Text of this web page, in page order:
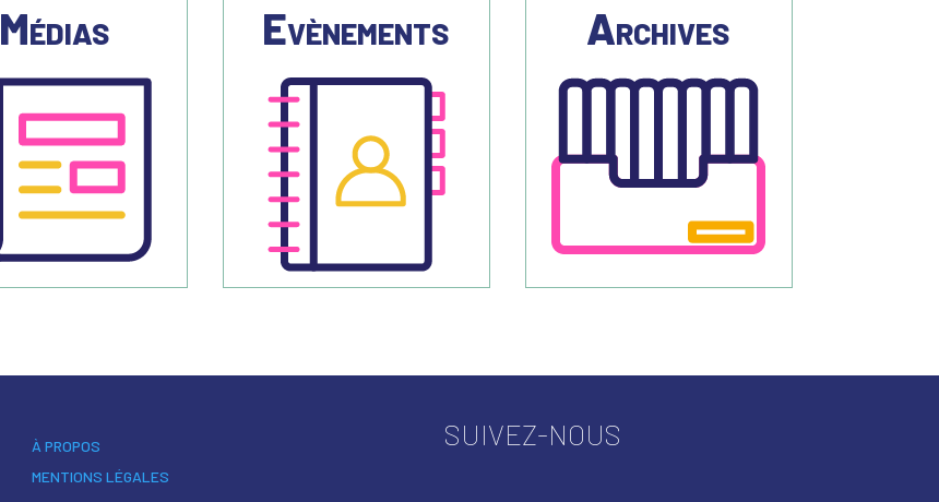
Médias Evènements Archives
À PROPOS
MENTIONS LÉGALES
SUIVEZ-NOUS